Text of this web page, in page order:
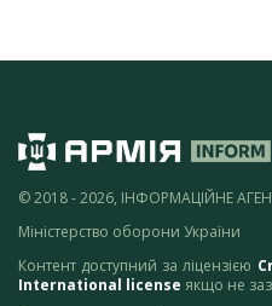
© 2018 - 2026, ІНФОРМАЦІЙНЕ
Міністерство оборони України
Контент доступний за ліцензією
International license якщо не